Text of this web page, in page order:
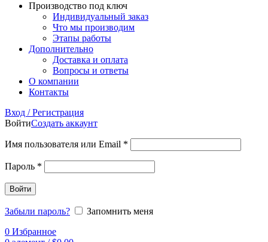
Производство под ключ
Индивидуальный заказ
Что мы производим
Этапы работы
Дополнительно
Доставка и оплата
Вопросы и ответы
О компании
Контакты
Вход / Регистрация
ВойтиСоздать аккаунт
Имя пользователя или Email *
Пароль *
Войти
Забыли пароль?
Запомнить меня
0 Избранное